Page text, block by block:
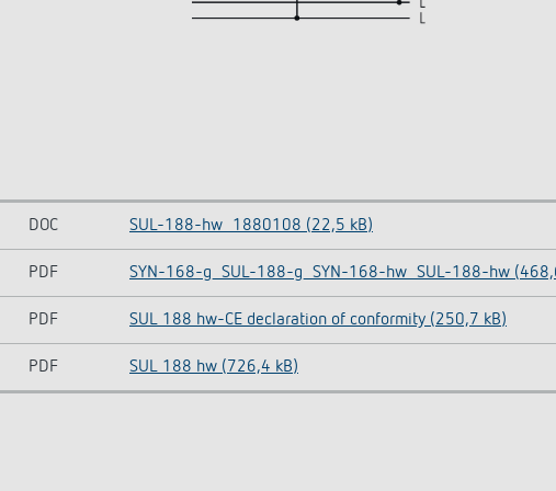
DOC SUL-188-hw_1880108 (22,5 kB)
PDF SYN-168-g_SUL-188-g_SYN-168-hw_SUL-188-hw
PDF SUL 188 hw-CE declaration of conformity (250,7 kB)
PDF SUL 188 hw (726,4 kB)